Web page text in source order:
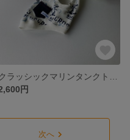
円
次へ